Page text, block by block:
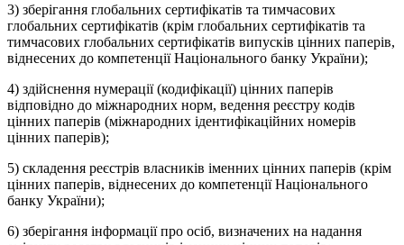
3) зберігання глобальних сертифікатів та тимчасових
глобальних сертифікатів (крім глобальних сертифікатів та
тимчасових глобальних сертифікатів випусків цінних паперів,
віднесених до компетенції Національного банку України);
4) здійснення нумерації (кодифікації) цінних паперів
відповідно до міжнародних норм, ведення реєстру кодів
цінних паперів (міжнародних ідентифікаційних номерів
цінних паперів);
5) складення реєстрів власників іменних цінних паперів (крім
цінних паперів, віднесених до компетенції Національного
банку України);
6) зберігання інформації про осіб, визначених на надання